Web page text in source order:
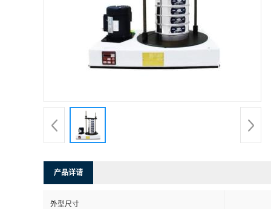
产品详请
外型尺寸